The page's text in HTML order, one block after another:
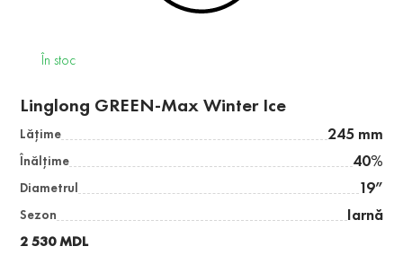
În stoc
Linglong GREEN-Max Winter Ice
Lăţime 245 mm
Înălţime 40%
Diametrul 19”
Sezon Iarnă
2 530 MDL